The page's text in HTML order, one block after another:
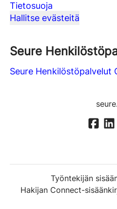
Tietosuoja
Hallitse evästeitä
Seure
Seure Henkilöstöpalvelut
Työntekijän
Hakijan Connect-